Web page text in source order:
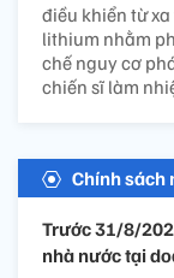
điều khiển từ
lithium nhằm
chế nguy cơ
chiến sĩ làm
Chính sách
Trước 31/8/
nhà nước tại